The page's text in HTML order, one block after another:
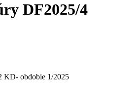
DF2025/4
KD- obdobie 1/2025